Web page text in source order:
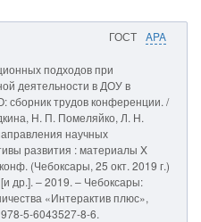
ГОСТ APA
подходов при
деятельности в ДОУ в
сборник трудов конференции. /
Н. П. Помеляйко, Л. Н.
научных
развития : материалы X
(Чебоксары, 25 окт. 2019 г.)
др.]. – 2019. – Чебоксары:
«Интерактив плюс»,
5-6043527-8-6.